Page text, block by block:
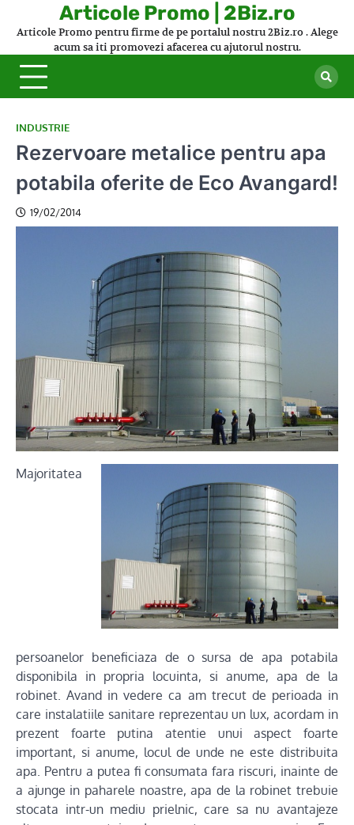
Articole Promo | 2Biz.ro
Articole Promo pentru firme de pe portalul nostru 2Biz.ro . Alege
acum sa iti promovezi afacerea cu ajutorul nostru.
INDUSTRIE
Rezervoare metalice pentru apa
potabila oferite de Eco Avangard!
19/02/2014
Majoritatea
persoanelor beneficiaza de o sursa de apa potabila
disponibila in propria locuinta, si anume, apa de la
robinet. Avand in vedere ca am trecut de perioada in
care instalatiile sanitare reprezentau un lux, acordam in
prezent foarte putina atentie unui aspect foarte
important, si anume, locul de unde ne este distribuita
apa. Pentru a putea fi consumata fara riscuri, inainte de
a ajunge in paharele noastre, apa de la robinet trebuie
stocata intr-un mediu prielnic, care sa nu avantajeze